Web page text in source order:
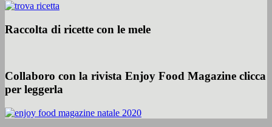
Raccolta di ricette con le mele
Collaboro con la rivista Enjoy Food Magazine clicca
per leggerla